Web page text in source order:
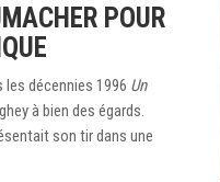
POUR
les décennies 1996 Un
à bien des égards.
son tir dans une